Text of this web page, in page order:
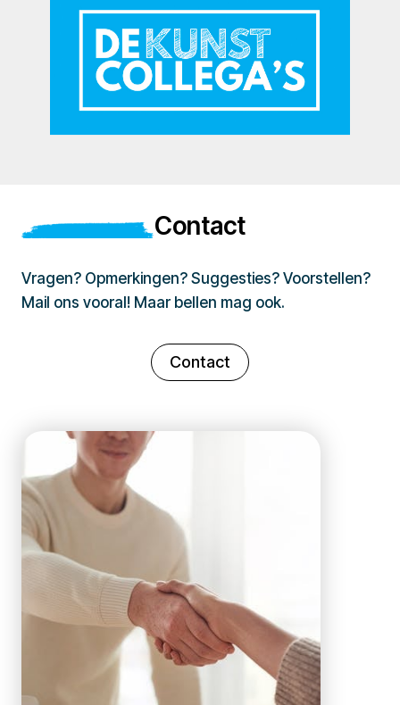
Contact
Vragen? Opmerkingen? Suggesties? Voorstellen?
Mail ons vooral! Maar bellen mag ook.
Contact